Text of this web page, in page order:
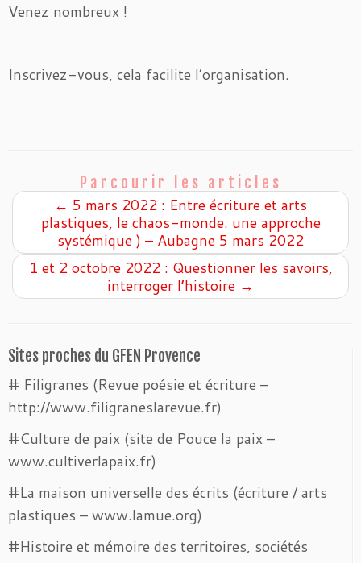
Venez nombreux !
Inscrivez-vous, cela facilite l’organisation.
Parcourir les articles
← 5 mars 2022 : Entre écriture et arts
plastiques, le chaos-monde. une approche
systémique ) – Aubagne 5 mars 2022
1 et 2 octobre 2022 : Questionner les savoirs,
interroger l’histoire →
Sites proches du GFEN Provence
# Filigranes (Revue poésie et écriture –
http://www.filigraneslarevue.fr)
#Culture de paix (site de Pouce la paix –
www.cultiverlapaix.fr)
#La maison universelle des écrits (écriture / arts
plastiques – www.lamue.org)
#Histoire et mémoire des territoires, sociétés